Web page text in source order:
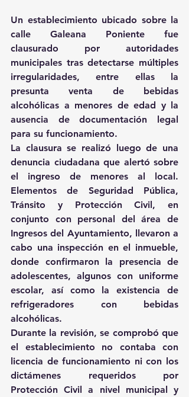
Un establecimiento ubicado sobre la
calle Galeana Poniente fue
clausurado por autoridades
municipales tras detectarse múltiples
irregularidades, entre ellas la
presunta venta de bebidas
alcohólicas a menores de edad y la
ausencia de documentación legal
para su funcionamiento.
La clausura se realizó luego de una
denuncia ciudadana que alertó sobre
el ingreso de menores al local.
Elementos de Seguridad Pública,
Tránsito y Protección Civil, en
conjunto con personal del área de
Ingresos del Ayuntamiento, llevaron a
cabo una inspección en el inmueble,
donde confirmaron la presencia de
adolescentes, algunos con uniforme
escolar, así como la existencia de
refrigeradores con bebidas
alcohólicas.
Durante la revisión, se comprobó que
el establecimiento no contaba con
licencia de funcionamiento ni con los
dictámenes requeridos por
Protección Civil a nivel municipal y